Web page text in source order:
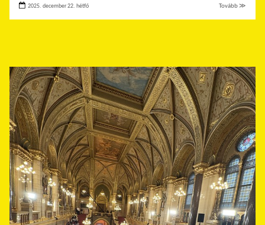
2025. december 22. hétfő Tovább ≫